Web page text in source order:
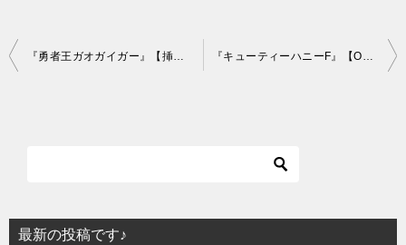
投
シ
最新の投稿です♪